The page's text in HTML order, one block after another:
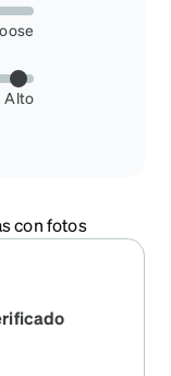
Alto
con fotos